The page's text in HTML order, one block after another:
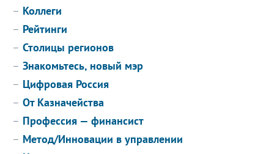
Коллеги
Рейтинги
Столицы регионов
Знакомьтесь, новый мэр
Цифровая Россия
От Казначейства
Профессия — финансист
Метод/Инновации в управлении